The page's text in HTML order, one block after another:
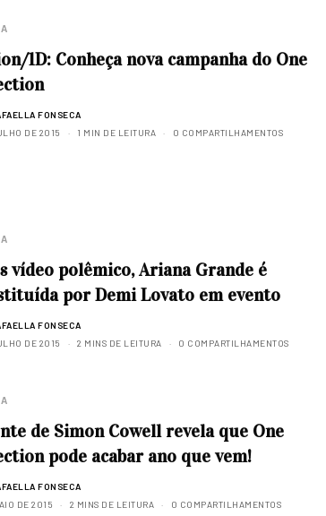
1D: Conheça nova campanha do One
FONSECA
DE 2015
1 MIN DE LEITURA 0 COMPARTILHAMENTOS
vídeo polêmico, Ariana Grande é
por Demi Lovato em evento
FONSECA
DE 2015
2 MINS DE LEITURA 0 COMPARTILHAMENTOS
de Simon Cowell revela que One
pode acabar ano que vem!
FONSECA
DE 2015
2 MINS DE LEITURA 0 COMPARTILHAMENTOS